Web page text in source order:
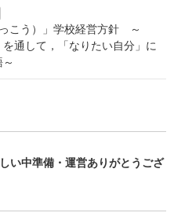
こう）」学校経営方針 ～
通して，「なりたい自分」に
い中準備・運営ありがとうござ